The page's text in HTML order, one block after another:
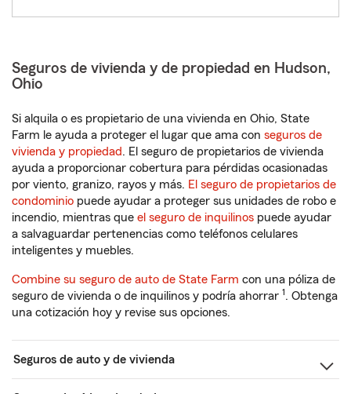
Seguros de vivienda y de propiedad en Hudson,
Ohio
Si alquila o es propietario de una vivienda en Ohio, State
Farm le ayuda a proteger el lugar que ama con seguros de
vivienda y propiedad. El seguro de propietarios de vivienda
ayuda a proporcionar cobertura para pérdidas ocasionadas
por viento, granizo, rayos y más. El seguro de propietarios de
condominio puede ayudar a proteger sus unidades de robo e
incendio, mientras que el seguro de inquilinos puede ayudar
a salvaguardar pertenencias como teléfonos celulares
inteligentes y muebles.
Combine su seguro de auto de State Farm con una póliza de
seguro de vivienda o de inquilinos y podría ahorrar 1. Obtenga
una cotización hoy y revise sus opciones.
Seguros de auto y de vivienda